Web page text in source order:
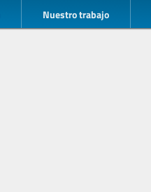
Nuestro trabajo